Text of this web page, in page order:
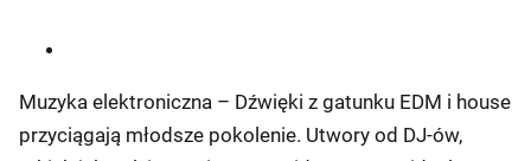
Muzyka elektroniczna – Dźwięki z gatunku EDM i house
przyciągają młodsze pokolenie. Utwory od DJ-ów,